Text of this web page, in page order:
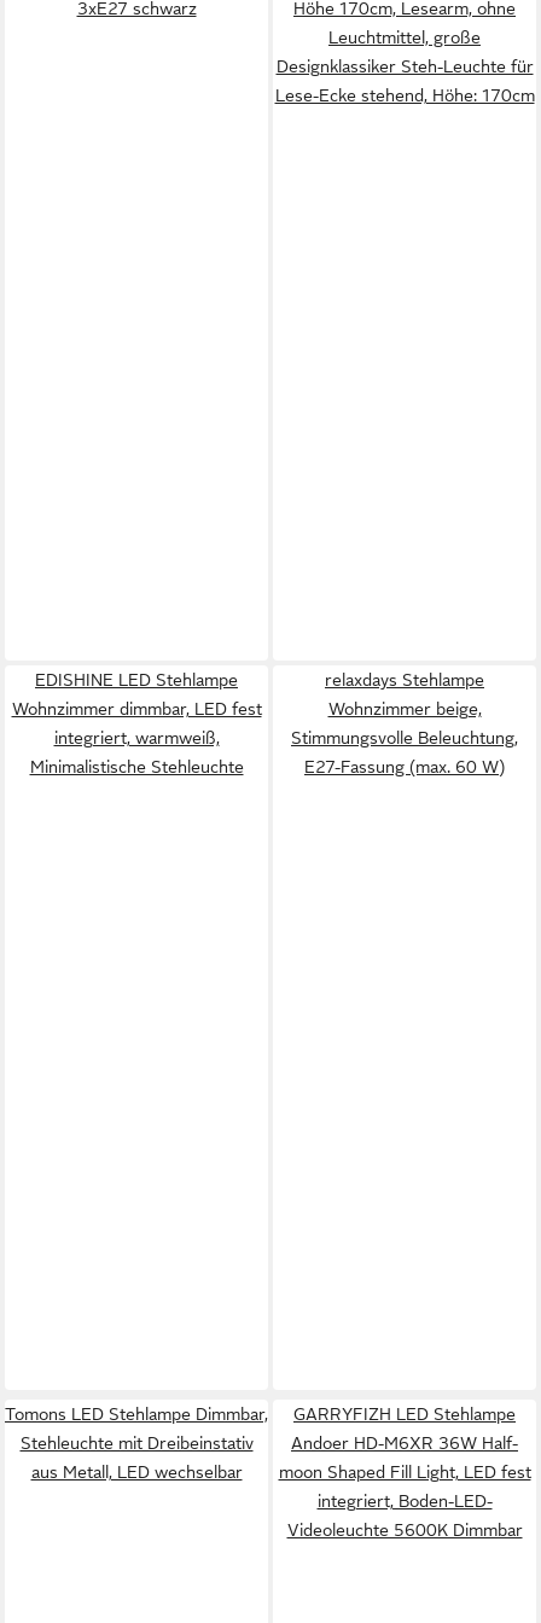
3xE27 schwarz
Höhe 170cm, Lesearm, ohne
Leuchtmittel, große
Designklassiker Steh-Leuchte für
Lese-Ecke stehend, Höhe: 170cm
EDISHINE LED Stehlampe
Wohnzimmer dimmbar, LED fest
integriert, warmweiß,
Minimalistische Stehleuchte
relaxdays Stehlampe
Wohnzimmer beige,
Stimmungsvolle Beleuchtung,
E27-Fassung (max. 60 W)
Tomons LED Stehlampe Dimmbar,
Stehleuchte mit Dreibeinstativ
aus Metall, LED wechselbar
GARRYFIZH LED Stehlampe
Andoer HD-M6XR 36W Half-
moon Shaped Fill Light, LED fest
integriert, Boden-LED-
Videoleuchte 5600K Dimmbar